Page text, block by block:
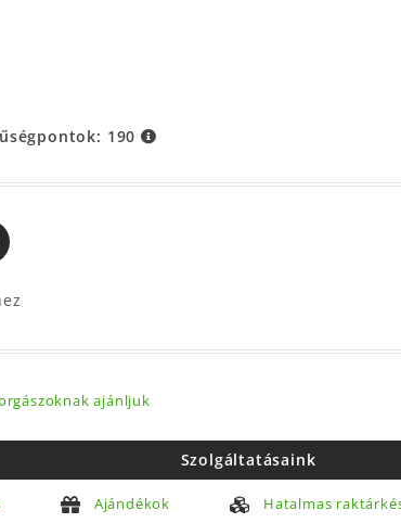
190
ajánljuk
Szolgáltatásaink
Ajándékok Hatalmas